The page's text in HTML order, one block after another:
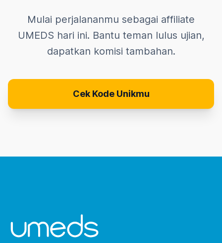
Mulai perjalananmu sebagai affiliate
UMEDS hari ini. Bantu teman lulus ujian,
dapatkan komisi tambahan.
Cek Kode Unikmu